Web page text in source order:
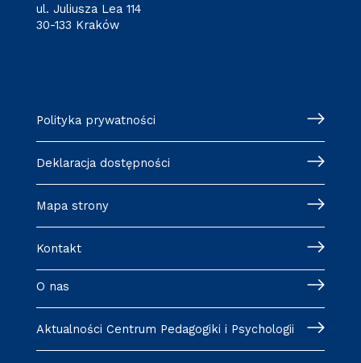
ul. Juliusza Lea 114
30-133 Kraków
Polityka prywatności
Deklaracja dostępności
Mapa strony
Kontakt
O nas
Aktualności Centrum Pedagogiki i Psychologii